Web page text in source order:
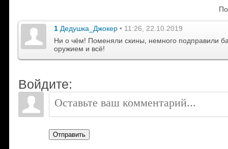
1 Дедушка_Джокер • 11:26, 22.10.2019
Ни о чём! Поменяли скины, немного подправили
оружием и всё!
Войдите:
Отправить